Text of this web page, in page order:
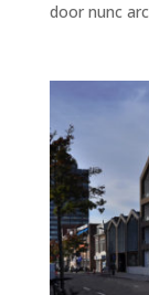
door nunc